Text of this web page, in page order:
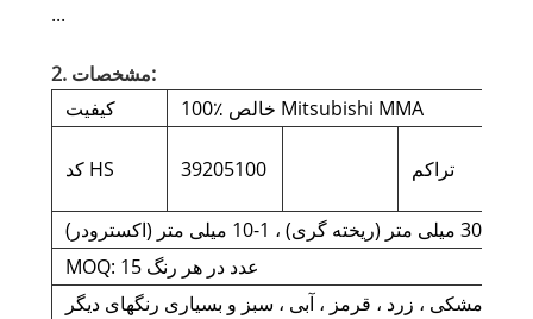
...
2. مشخصات:
کیفیت
100٪ خالص Mitsubishi MMA
کد HS 39205100 تراکم
MOQ: 15 عدد در هر رنگ
، مشکی ، زرد ، قرمز ، آبی ، سبز و بسیاری رنگهای دیگر